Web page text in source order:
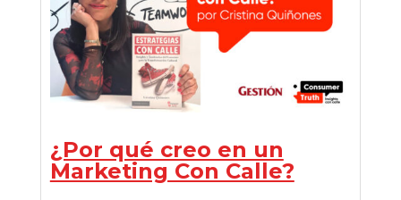
¿Por qué creo en un
Marketing Con Calle?